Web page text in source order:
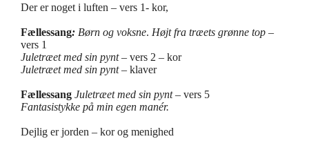
Der er noget i luften – vers 1- kor,
Fællessang: Børn og voksne. Højt fra træets grønne top –
vers 1
Juletræet med sin pynt– vers 2 – kor
Juletræet med sin pynt– klaver
Fællessang Juletræet med sin pynt– vers 5
Fantasistykke på min egen manér.
Dejlig er jorden – kor og menighed